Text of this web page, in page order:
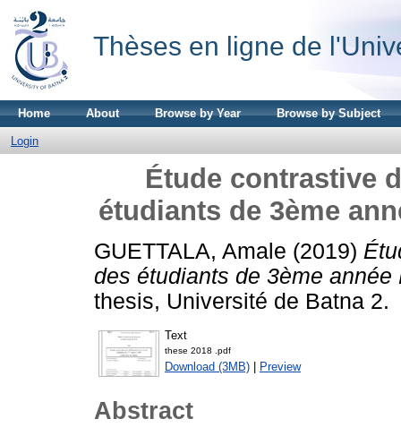
Thèses en ligne de
Home About Browse by Year Browse by Subject
Login
Étude contrastive
étudiants de 3ème
GUETTALA, Amale (2019)
des étudiants de 3ème
thesis, Université de Batna 2.
Text
these 2018 .pdf
Download (3MB) | Preview
Abstract